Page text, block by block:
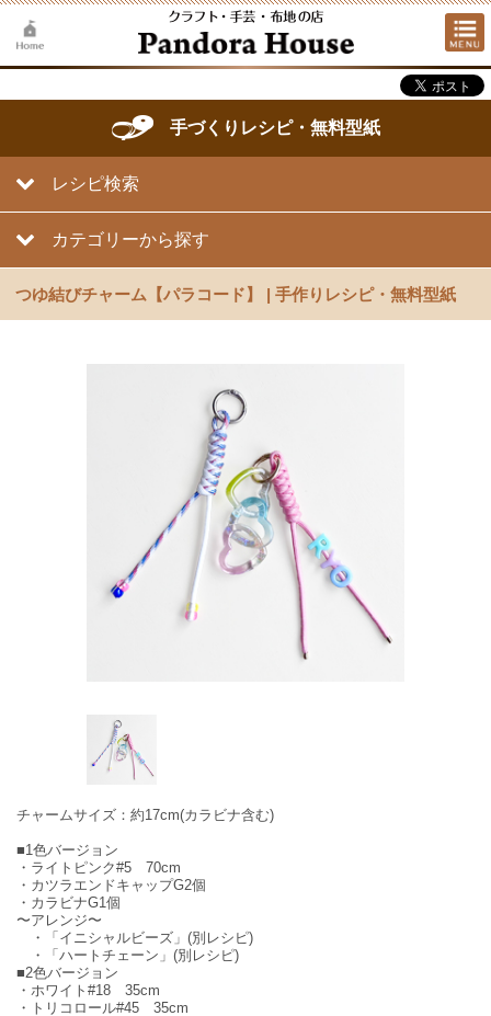
手づくりレシピ・無料型紙
レシピ検索
カテゴリーから探す
つゆ結びチャーム【パラコード】 | 手作りレシピ・無料型紙
チャームサイズ：約17cm(カラビナ含む)
■1色バージョン
・ライトピンク#5 70cm
・カツラエンドキャップG2個
・カラビナG1個
〜アレンジ〜
・「イニシャルビーズ」(別レシピ)
・「ハートチェーン」(別レシピ)
■2色バージョン
・ホワイト#18 35cm
・トリコロール#45 35cm